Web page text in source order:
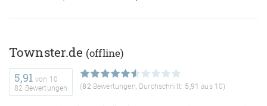
Townster.de (offline)
5,91 von 10
82 Bewertungen
(82Bewertungen, Durchschnitt: 5,91 aus 10)